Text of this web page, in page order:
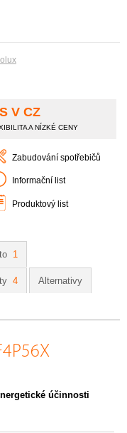
V CZ
A NÍZKÉ CENY
Zabudování spotřebičů
Informační list
Produktový list
1
4 Alternativy
účinnosti